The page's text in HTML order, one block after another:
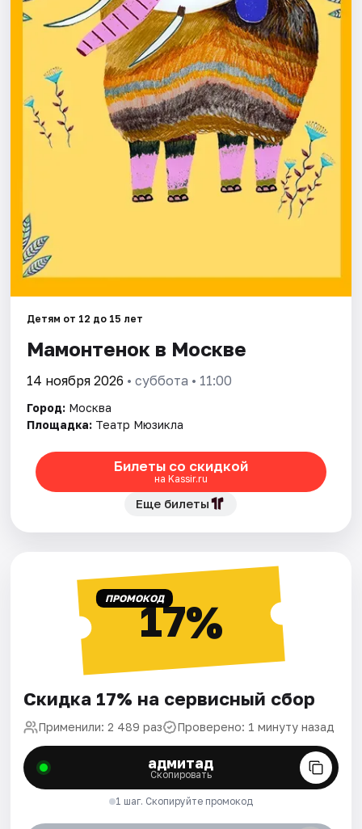
Площадки
Артисты
Рейтинги
Детям от 12 до 15 лет
Мамонтенок в Москве
14 ноября 2026 • суббота • 11:00
Город: Москва
Площадка: Театр Мюзикла
Билеты со скидкой
на Kassir.ru
Еще билеты
ПРОМОКОД17%
Скидка 17% на сервисный сбор
Применили: 2 489 раз Проверено: 1 минуту назад
адмитад
Скопировать
1 шаг. Скопируйте промокод